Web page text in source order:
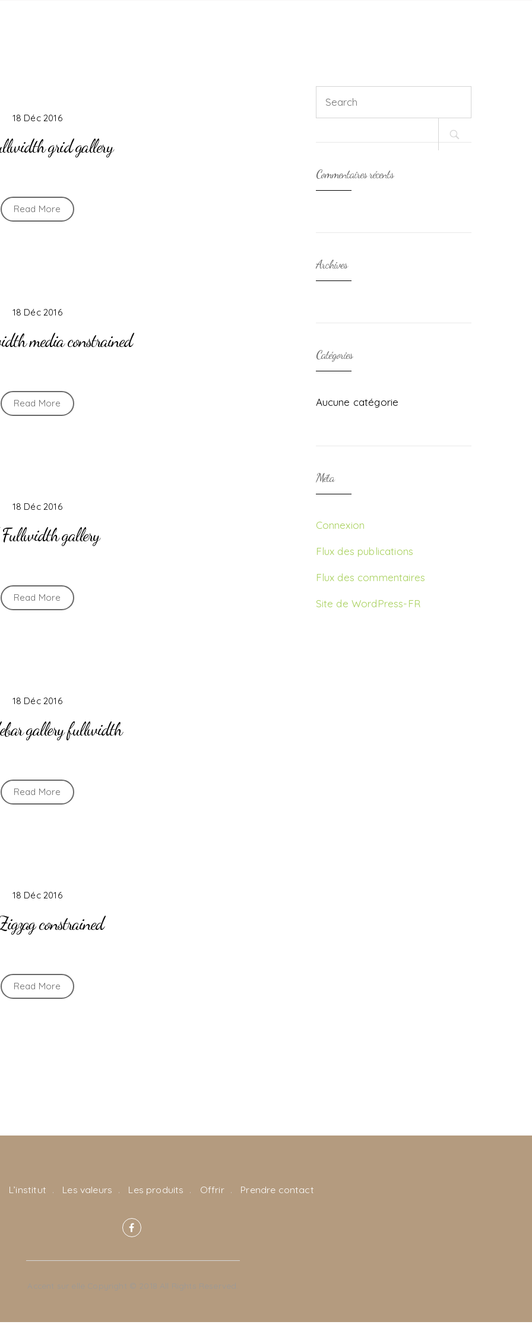
18 Déc 2016
grid gallery
Read More
18 Déc 2016
media constrained
Read More
18 Déc 2016
gallery
Read More
18 Déc 2016
gallery fullwidth
Read More
18 Déc 2016
constrained
Read More
Commentaires récents
Archives
Catégories
Aucune catégorie
Méta
Connexion
Flux des publications
Flux des commentaires
Site de WordPress-FR
L’institut Les valeurs Les produits Offrir Prendre contact
Accent sur elle Copyright © 2018 All Rights Reserved.